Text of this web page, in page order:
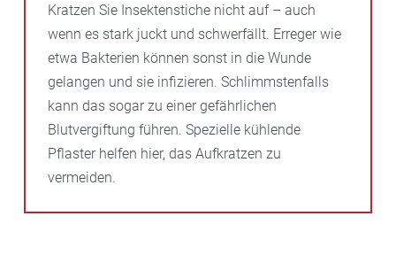
Kratzen Sie Insektenstiche nicht auf – auch
wenn es stark juckt und schwerfällt. Erreger wie
etwa Bakterien können sonst in die Wunde
gelangen und sie infizieren. Schlimmstenfalls
kann das sogar zu einer gefährlichen
Blutvergiftung führen. Spezielle kühlende
Pflaster helfen hier, das Aufkratzen zu
vermeiden.